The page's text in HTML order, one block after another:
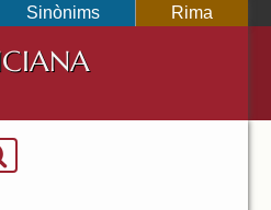
Sinònims Rima